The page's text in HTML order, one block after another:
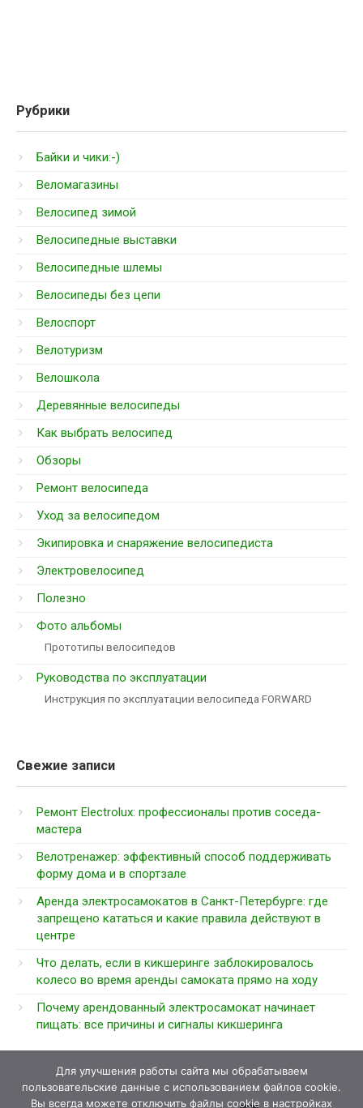
Рубрики
Байки и чики:-)
Веломагазины
Велосипед зимой
Велосипедные выставки
Велосипедные шлемы
Велосипеды без цепи
Велоспорт
Велотуризм
Велошкола
Деревянные велосипеды
Как выбрать велосипед
Обзоры
Ремонт велосипеда
Уход за велосипедом
Экипировка и снаряжение велосипедиста
Электровелосипед
Полезно
Фото альбомы
Прототипы велосипедов
Руководства по эксплуатации
Инструкция по эксплуатации велосипеда FORWARD
Свежие записи
Ремонт Electrolux: профессионалы против соседа-
мастера
Велотренажер: эффективный способ поддерживать
форму дома и в спортзале
Аренда электросамокатов в Санкт-Петербурге: где
запрещено кататься и какие правила действуют в
центре
Что делать, если в кикшеринге заблокировалось
колесо во время аренды самоката прямо на ходу
Почему арендованный электросамокат начинает
пищать: все причины и сигналы кикшеринга
Для улучшения работы сайта мы обрабатываем
пользовательские данные с использованием файлов cookie.
Вы всегда можете отключить файлы cookie в настройках